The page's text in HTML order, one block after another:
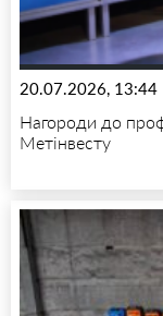
20.07.2026, 13:44
Нагороди до
Метінвесту